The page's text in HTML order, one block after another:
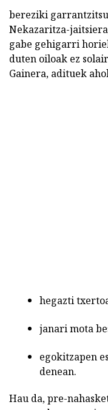
bereziki
Nekazaritza-
gabe gehigarri
duten oiloak ez
Gainera, adituek
hegazti
janari mota
egokitzapen
denean.
Hau da, pre-